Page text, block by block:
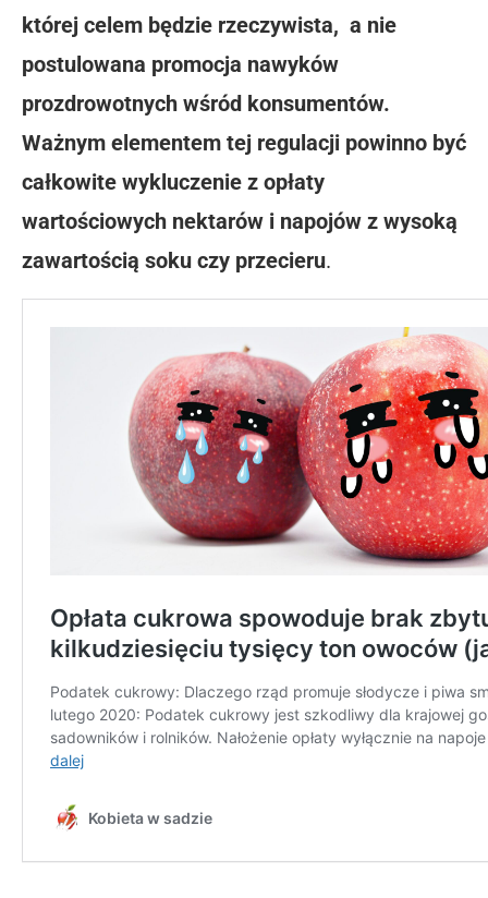
której celem będzie rzeczywista, a nie
postulowana promocja nawyków
prozdrowotnych wśród konsumentów.
Ważnym elementem tej regulacji powinno być
całkowite wykluczenie z opłaty
wartościowych nektarów i napojów z wysoką
zawartością soku czy przecieru.